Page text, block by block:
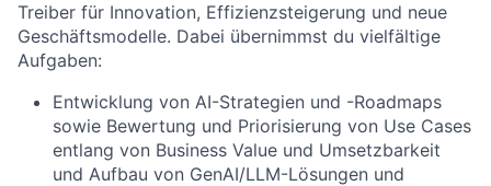
Treiber für Innovation, Effizienzsteigerung und neue
Geschäftsmodelle. Dabei übernimmst du vielfältige
Aufgaben:
Entwicklung von AI-Strategien und -Roadmaps
sowie Bewertung und Priorisierung von Use Cases
entlang von Business Value und Umsetzbarkeit
und Aufbau von GenAI/LLM-Lösungen und